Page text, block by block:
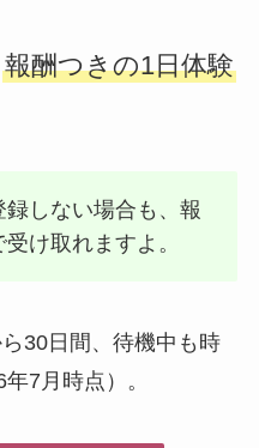
報酬つきの1日体験
しない場合も、報
け取れますよ。
30日間、待機中も時
7月時点）。